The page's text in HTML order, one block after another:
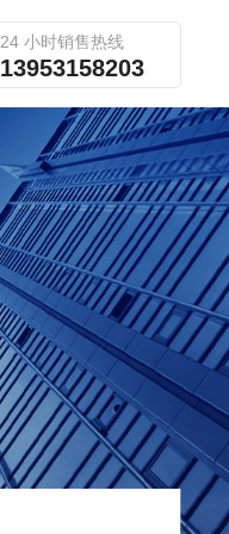
24 小时销售热线
13953158203